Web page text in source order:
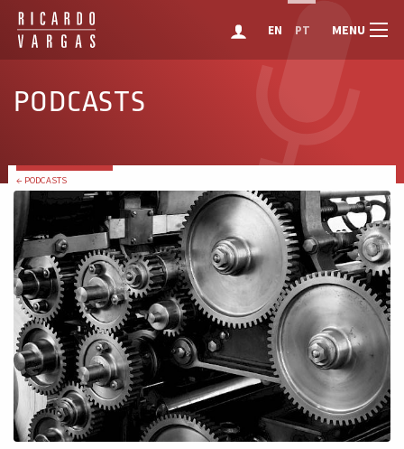
EN PT MENU
PODCASTS
← PODCASTS